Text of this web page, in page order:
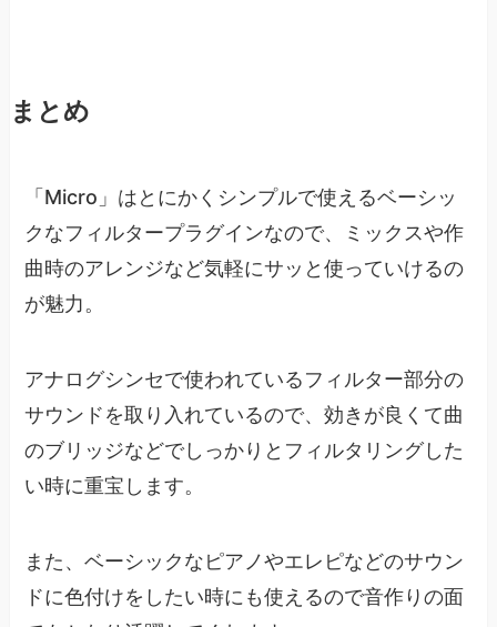
まとめ
「Micro」はとにかくシンプルで使えるベーシッ
クなフィルタープラグインなので、ミックスや作
曲時のアレンジなど気軽にサッと使っていけるの
が魅力。
アナログシンセで使われているフィルター部分の
サウンドを取り入れているので、効きが良くて曲
のブリッジなどでしっかりとフィルタリングした
い時に重宝します。
また、ベーシックなピアノやエレピなどのサウン
ドに色付けをしたい時にも使えるので音作りの面